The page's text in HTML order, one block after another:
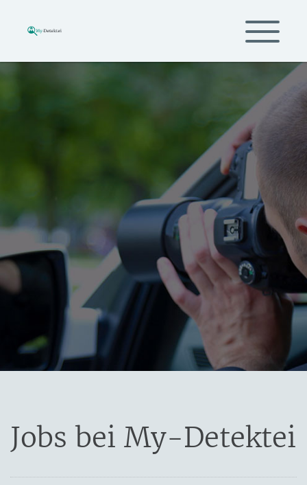
Jobs bei My-Detektei